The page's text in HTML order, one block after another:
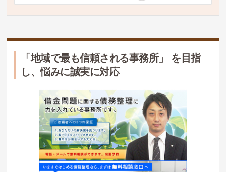
「地域で最も信頼される事務所」 を目指
し、悩みに誠実に対応